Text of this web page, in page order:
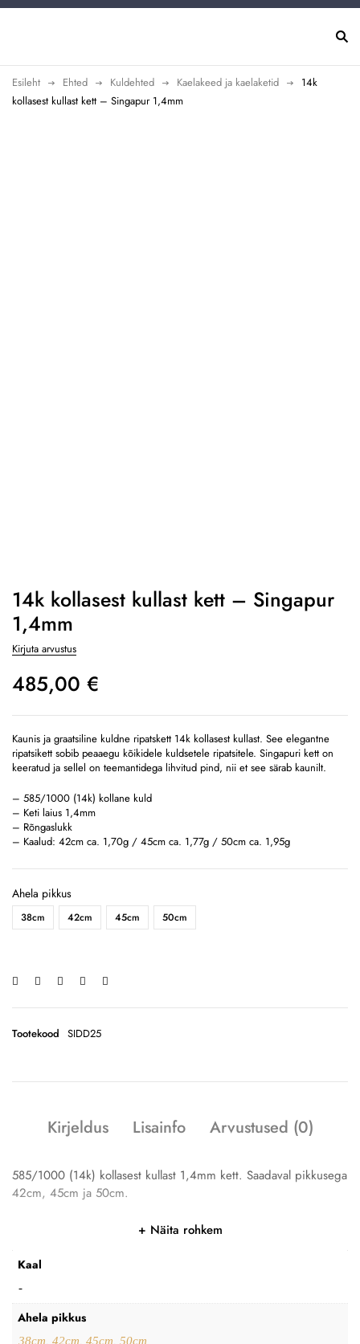
Esileht Ehted Kuldehted Kaelakeed ja kaelaketid
14k
kollasest kullast kett – Singapur 1,4mm
14k kollasest kullast kett – Singapur
1,4mm
Kirjuta arvustus
485,00 €
Kaunis ja graatsiline kuldne ripatskett 14k kollasest kullast. See elegantne
ripatsikett sobib peaaegu kõikidele kuldsetele ripatsitele. Singapuri kett on
keeratud ja sellel on teemantidega lihvitud pind, nii et see särab kaunilt.
– 585/1000 (14k) kollane kuld
– Keti laius 1,4mm
– Rõngaslukk
– Kaalud: 42cm ca. 1,70g / 45cm ca. 1,77g / 50cm ca. 1,95g
Ahela pikkus
38cm 42cm 45cm 50cm
Tootekood SIDD25
Kirjeldus Lisainfo Arvustused (0)
585/1000 (14k) kollasest kullast 1,4mm kett. Saadaval pikkusega
42cm, 45cm ja 50cm.
Näita rohkem
Kaal
-
Ahela pikkus
38cm 42cm 45cm 50cm